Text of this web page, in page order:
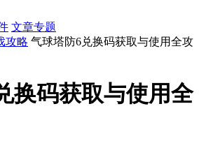
文章专题
攻略 气球塔防6兑换码获取与使用全攻
换码获取与使用全